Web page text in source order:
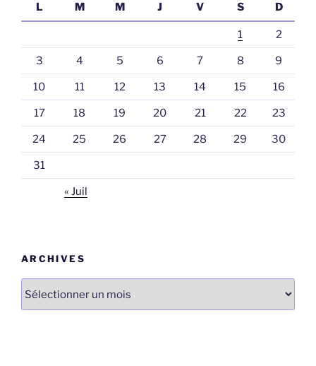
L
M M J V S D
1 2
3 4 5 6 7 8 9
10 11 12 13 14 15 16
17 18 19 20 21 22 23
24 25 26 27 28 29 30
31
« Juil
ARCHIVES